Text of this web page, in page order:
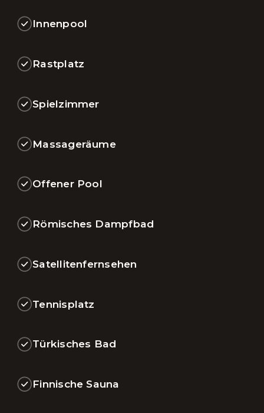
Innenpool
Rastplatz
Spielzimmer
Massageräume
Offener Pool
Römisches Dampfbad
Satellitenfernsehen
Tennisplatz
Türkisches Bad
Finnische Sauna